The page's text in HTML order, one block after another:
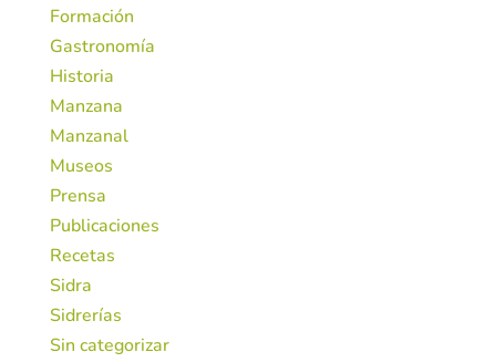
Formación
Gastronomía
Historia
Manzana
Manzanal
Museos
Prensa
Publicaciones
Recetas
Sidra
Sidrerías
Sin categorizar